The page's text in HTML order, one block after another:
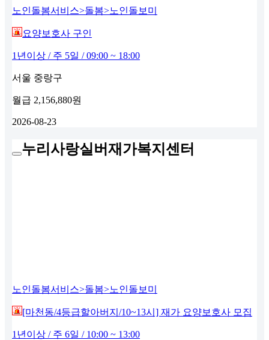
노인돌봄서비스>돌봄>노인돌보미
요양보호사 구인
1년이상 / 주 5일 / 09:00 ~ 18:00
서울 중랑구
월급 2,156,880원
2026-08-23
누리사랑실버재가복지센터
노인돌봄서비스>돌봄>노인돌보미
[마천동/4등급할아버지/10~13시] 재가 요양보호사 모집
1년이상 / 주 6일 / 10:00 ~ 13:00